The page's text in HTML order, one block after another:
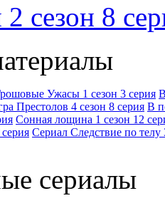
сезон 8
Ужасы 1 сезон 3 серия
Престолов 4 сезон 8 серия В
Сонная лощина 1 сезон 12
Сериал Следствие по телу
сериалы